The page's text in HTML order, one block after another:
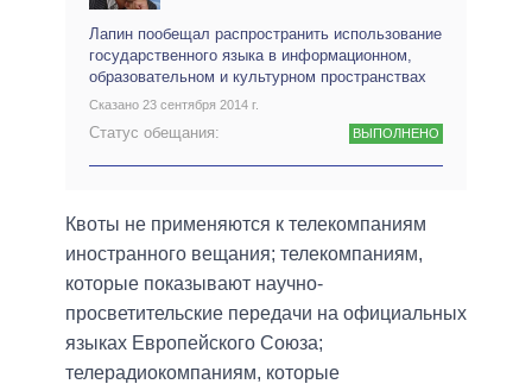
Лапин пообещал распространить использование
государственного языка в информационном,
образовательном и культурном пространствах
Сказано 23 сентября 2014 г.
Статус обещания: ВЫПОЛНЕНО
Квоты не применяются к телекомпаниям
иностранного вещания; телекомпаниям,
которые показывают научно-
просветительские передачи на официальных
языках Европейского Союза;
телерадиокомпаниям, которые